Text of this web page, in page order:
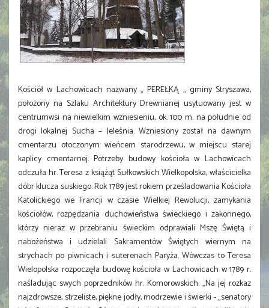
Kościół w Lachowicach nazwany „ PEREŁKĄ „ gminy Stryszawa,
położony na Szlaku Architektury Drewnianej usytuowany jest w
centrumwsi na niewielkim wzniesieniu, ok. 100 m. na południe od
drogi lokalnej Sucha – Jeleśnia. Wzniesiony został na dawnym
cmentarzu otoczonym wieńcem starodrzewu, w miejscu starej
kaplicy cmentarnej. Potrzeby budowy kościoła w Lachowicach
odczuła hr. Teresa z książąt Sułkowskich Wielkopolska, właścicielka
dóbr klucza suskiego. Rok 1789 jest rokiem prześladowania Kościoła
Katolickiego we Francji w czasie Wielkiej Rewolucji, zamykania
kościołów, rozpędzania duchowieństwa świeckiego i zakonnego,
którzy nieraz w przebraniu świeckim odprawiali Mszę Świętą i
nabożeństwa i udzielali Sakramentów Świętych wiernym na
strychach po piwnicach i suterenach Paryża. Wówczas to Teresa
Wielopolska rozpoczęła budowę kościoła w Lachowicach w 1789 r.
naśladując swych poprzedników hr. Komorowskich. „Na jej rozkaz
najzdrowsze, strzeliste, piękne jodły, modrzewie i świerki - „senatory